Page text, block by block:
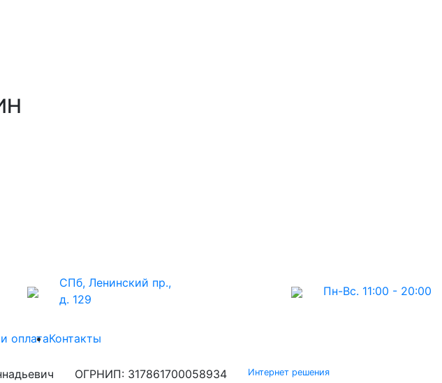
СПб, Ленинский пр.,
д. 129
Пн-Вс. 11:00 - 20:00
оплатаКонтакты
ОГРНИП: 317861700058934 Интернет решения